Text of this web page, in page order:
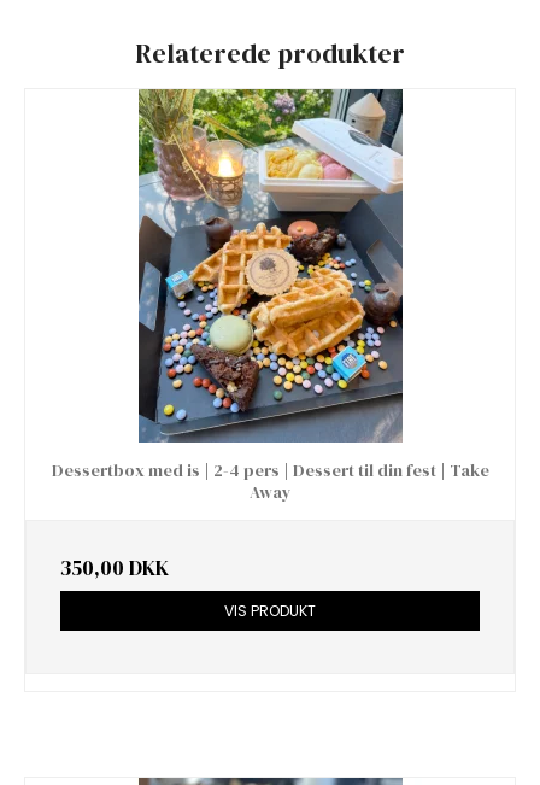
Relaterede produkter
Dessertbox med is | 2-4 pers | Dessert til din fest | Take
Away
350,00 DKK
VIS PRODUKT